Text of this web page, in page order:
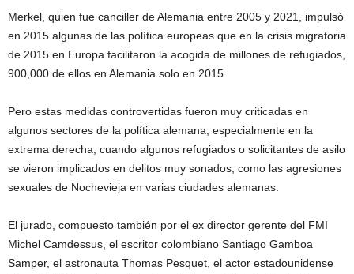
Merkel, quien fue canciller de Alemania entre 2005 y 2021, impulsó
en 2015 algunas de las política europeas que en la crisis migratoria
de 2015 en Europa facilitaron la acogida de millones de refugiados,
900,000 de ellos en Alemania solo en 2015.
Pero estas medidas controvertidas fueron muy criticadas en
algunos sectores de la política alemana, especialmente en la
extrema derecha, cuando algunos refugiados o solicitantes de asilo
se vieron implicados en delitos muy sonados, como las agresiones
sexuales de Nochevieja en varias ciudades alemanas.
El jurado, compuesto también por el ex director gerente del FMI
Michel Camdessus, el escritor colombiano Santiago Gamboa
Samper, el astronauta Thomas Pesquet, el actor estadounidense